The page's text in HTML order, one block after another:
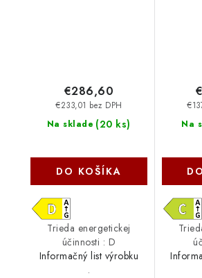
Na sklade (20 ks)
€233,01 bez DPH
€286,60
DO KOŠÍKA
Trieda energetickej
účinnosti : D
Informačný list výrobku
.
Na